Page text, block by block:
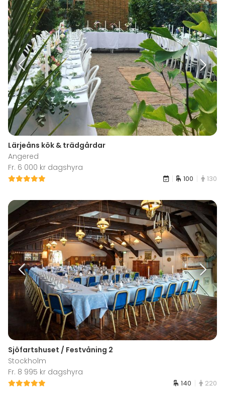
Lärjeåns kök & trädgårdar
Angered
Fr. 6 000 kr dagshyra
100 130
Sjöfartshuset / Festvåning 2
Stockholm
Fr. 8 995 kr dagshyra
140 220